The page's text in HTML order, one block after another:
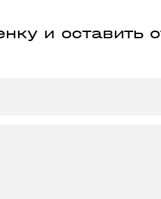
и оставить